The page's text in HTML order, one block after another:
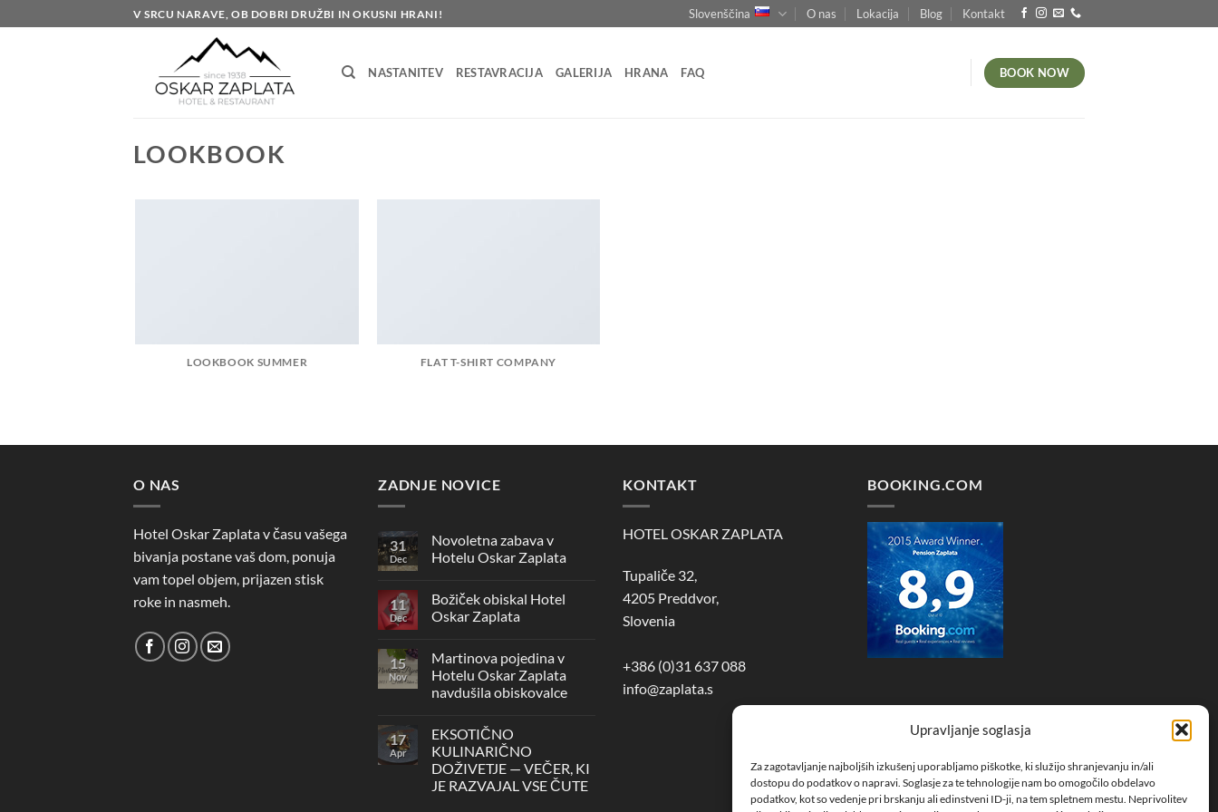
Upravljanje soglasja
Za zagotavljanje najboljših izkušenj uporabljamo piškotke, ki služijo shranjevanju in/ali
dostopu do podatkov o napravi. Soglasje za te tehnologije nam bo omogočilo obdelavo
podatkov, kot so vedenje pri brskanju ali edinstveni ID-ji, na tem spletnem mestu. Neprivolitev
na
V SRCU NARAVE, OB DOBRI DRUŽBI IN OKUSNI HRANI! Slovenščina O nas Lokacija Blog Kontakt
NASTANITEV RESTAVRACIJA GALERIJA HRANA FAQ BOOK NOW
LOOKBOOK
LOOKBOOK SUMMER FLAT T-SHIRT COMPANY
O NAS
Hotel Oskar Zaplata v času vašega
bivanja postane vaš dom, ponuja
vam topel objem, prijazen stisk
roke in nasmeh.
ZADNJE NOVICE
31
Dec
Novoletna zabava v
Hotelu Oskar Zaplata
na
Novoletna
zabava
Oskar
Zaplata
11
Dec
Božiček obiskal Hotel
Oskar Zaplata
na
Božiček
obiskal
Hotel
15
Nov
Martinova pojedina v
Hotelu Oskar Zaplata
navdušila obiskovalce
na
Martinova
pojedina
Hotelu
Oskar
17
Apr
EKSOTIČNO
KULINARIČNO
DOŽIVETJE — VEČER, KI
JE RAZVAJAL VSE ČUTE
KONTAKT
HOTEL OSKAR ZAPLATA
Tupaliče 32,
4205 Preddvor,
Slovenia
+386 (0)31 637 088
info@zaplata.s
BOOKING.COM